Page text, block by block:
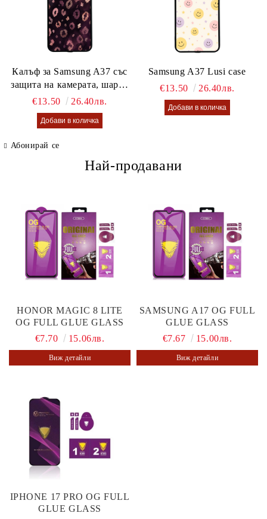
Калъф за Samsung A37 със
защита на камерата, шарен
калъф Lusi case
€13.50 26.40лв.
Samsung A37 Lusi case
€13.50
26.40лв.
Абонирай се
Най-продавани
HONOR MAGIC 8 LITE
OG FULL GLUE GLASS
€7.70
15.06лв.
Виж детайли
SAMSUNG A17 OG FULL
GLUE GLASS
€7.67
15.00лв.
Виж детайли
IPHONE 17 PRO OG FULL
GLUE GLASS